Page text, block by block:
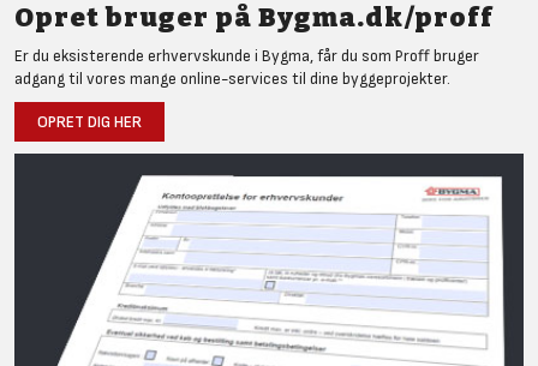
Opret bruger på Bygma.dk/proff
Er du eksisterende erhvervskunde i Bygma, får du som Proff bruger
adgang til vores mange online-services til dine byggeprojekter.
OPRET DIG HER